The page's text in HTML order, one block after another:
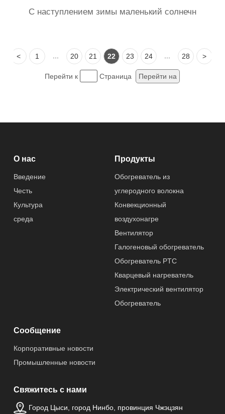
С наступлением зимы маленький солнечный
< 1 20 21 22 23 24 28 >
Перейти к Страница Перейти на
О нас
Введение
Честь
Культура
среда
Продукты
Обогреватель из
углеродного волокна
Конвекционный
воздухонагре
Вентилятор
Галогеновый обогреватель
Обогреватель PTC
Кварцевый нагреватель
Электрический вентилятор
Обогреватель
Сообщение
Корпоративные новости
Промышленные новости
Свяжитесь с нами
Город Цыси, город Нинбо, провинция Чжэцзян